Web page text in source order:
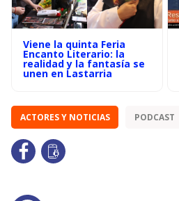
Viene la quinta Feria
Encanto Literario: la
realidad y la fantasía se
unen en Lastarria
ACTORES Y NOTICIAS PODCAST